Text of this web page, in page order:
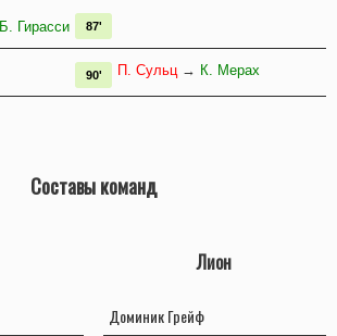
Б. Гирасси 87'
П. Сульц→ К. Мерах
90'
Составы команд
Лион
Доминик Грейф